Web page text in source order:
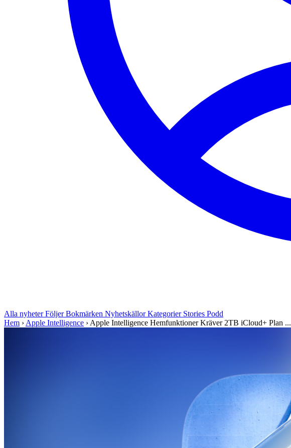
Alla nyheterFöljerBokmärken NyhetskällorKategorier Stories Podd
Hem › Apple Intelligence › Apple Intelligence Hemfunktioner Kräver 2TB iCloud+ Plan ...